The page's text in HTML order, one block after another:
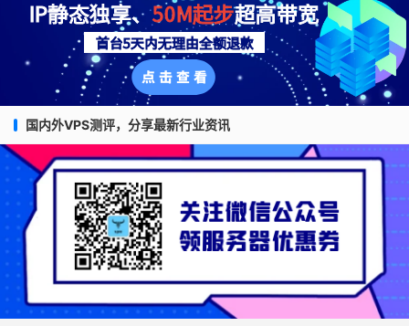
国内外VPS测评，分享最新行业资讯